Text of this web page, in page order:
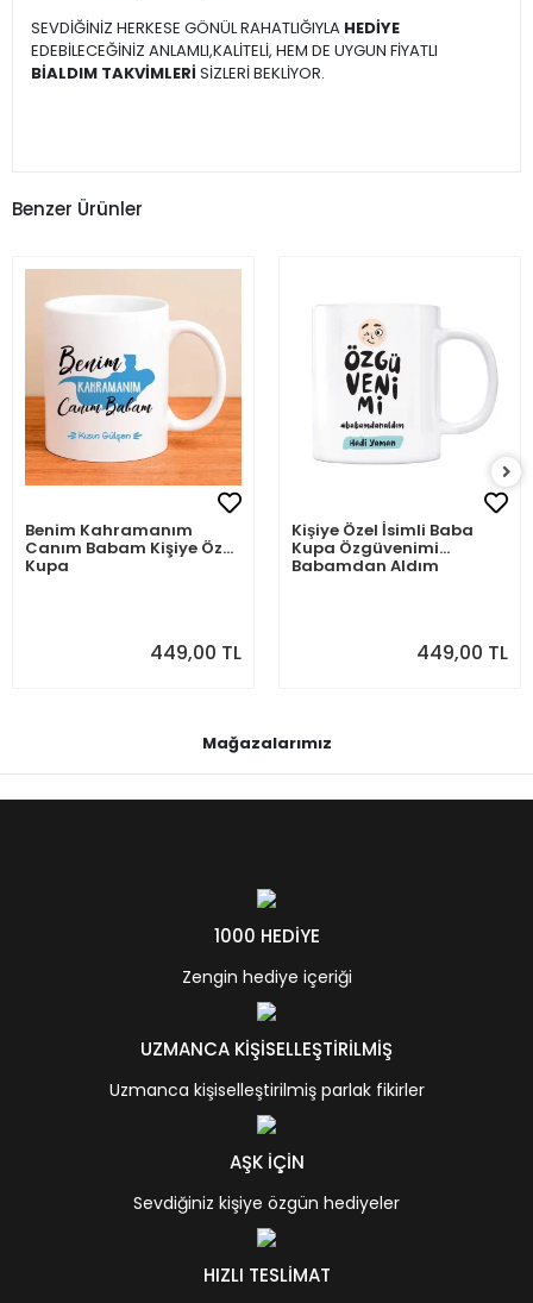
SEVDİĞİNİZ HERKESE GÖNÜL RAHATLIĞIYLA HEDİYE
EDEBİLECEĞİNİZ ANLAMLI,KALİTELİ, HEM DE UYGUN FİYATLI
BİALDIM TAKVİMLERİ SİZLERİ BEKLİYOR.
Benzer Ürünler
Benim Kahramanım
Canım Babam Kişiye Özel
Kupa
449,00 TL
Kişiye Özel İsimli Baba
Kupa Özgüvenimi
Babamdan Aldım
449,00 TL
Mağazalarımız
1000 HEDİYE
Zengin hediye içeriği
UZMANCA KİŞİSELLEŞTİRİLMİŞ
Uzmanca kişiselleştirilmiş parlak fikirler
AŞK İÇİN
Sevdiğiniz kişiye özgün hediyeler
HIZLI TESLİMAT